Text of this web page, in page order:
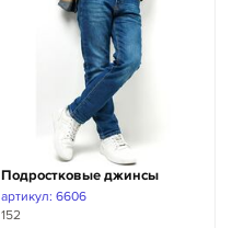
Подростковые джинсы
артикул: 6606
152